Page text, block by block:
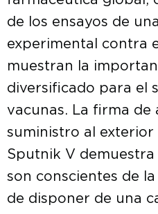
de los ensayos de
experimental contra
muestran la
diversificado para el
vacunas. La firma de
suministro al exterior
Sputnik V demuestra
son conscientes de
de disponer de una